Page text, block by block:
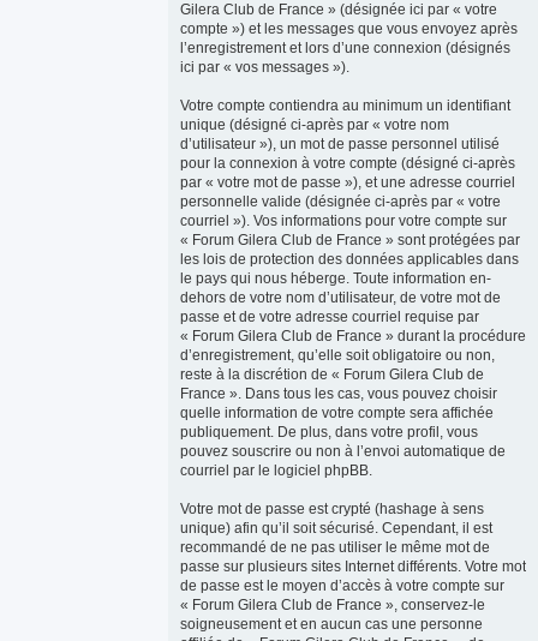
Gilera Club de France » (désignée ici par « votre
compte ») et les messages que vous envoyez après
l’enregistrement et lors d’une connexion (désignés
ici par « vos messages »).
Votre compte contiendra au minimum un identifiant
unique (désigné ci-après par « votre nom
d’utilisateur »), un mot de passe personnel utilisé
pour la connexion à votre compte (désigné ci-après
par « votre mot de passe »), et une adresse courriel
personnelle valide (désignée ci-après par « votre
courriel »). Vos informations pour votre compte sur
« Forum Gilera Club de France » sont protégées par
les lois de protection des données applicables dans
le pays qui nous héberge. Toute information en-
dehors de votre nom d’utilisateur, de votre mot de
passe et de votre adresse courriel requise par
« Forum Gilera Club de France » durant la procédure
d’enregistrement, qu’elle soit obligatoire ou non,
reste à la discrétion de « Forum Gilera Club de
France ». Dans tous les cas, vous pouvez choisir
quelle information de votre compte sera affichée
publiquement. De plus, dans votre profil, vous
pouvez souscrire ou non à l’envoi automatique de
courriel par le logiciel phpBB.
Votre mot de passe est crypté (hashage à sens
unique) afin qu’il soit sécurisé. Cependant, il est
recommandé de ne pas utiliser le même mot de
passe sur plusieurs sites Internet différents. Votre mot
de passe est le moyen d’accès à votre compte sur
« Forum Gilera Club de France », conservez-le
soigneusement et en aucun cas une personne